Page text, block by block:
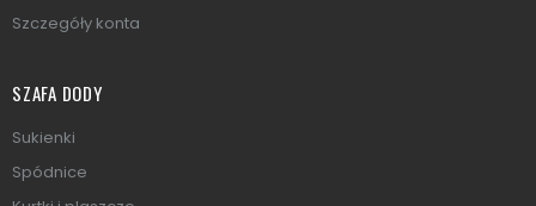
Szczegóły konta
SZAFA DODY
Sukienki
Spódnice